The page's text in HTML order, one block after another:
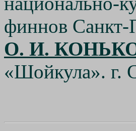
финнов Санкт-
О. И.
«Шойкула». г.